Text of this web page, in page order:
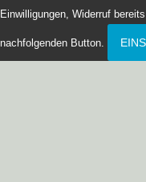
Einwilligungen, Widerruf
nachfolgenden Button.